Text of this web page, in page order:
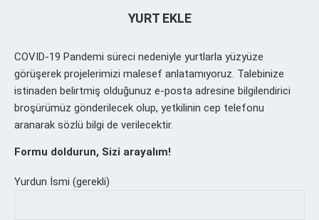
YURT EKLE
COVID-19 Pandemi süreci nedeniyle yurtlarla yüzyüze
görüşerek projelerimizi malesef anlatamıyoruz. Talebinize
istinaden belirtmiş olduğunuz e-posta adresine bilgilendirici
broşürümüz gönderilecek olup, yetkilinin cep telefonu
aranarak sözlü bilgi de verilecektir.
Formu doldurun, Sizi arayalım!
Yurdun İsmi (gerekli)